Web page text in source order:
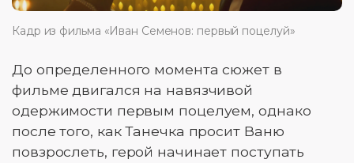
Кадр из фильма «Иван Семенов: первый поцелуй»
До определенного момента сюжет в
фильме двигался на навязчивой
одержимости первым поцелуем, однако
после того, как Танечка просит Ваню
повзрослеть, герой начинает поступать